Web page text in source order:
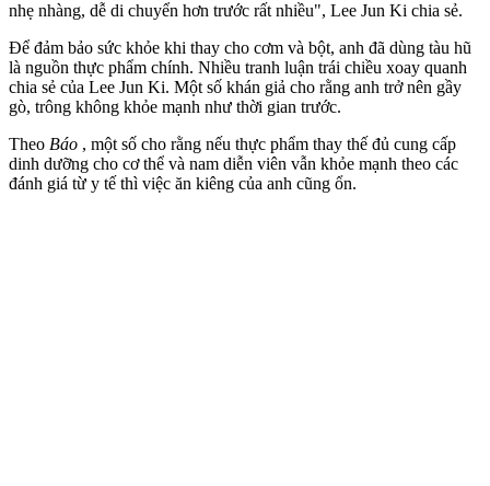
nhẹ nhàng, dễ di chuyển hơn trước rất nhiều", Lee Jun Ki chia sẻ.
Để đảm bảo sức khỏe khi thay cho cơm và bột, anh đã dùng tàu hũ
là nguồn thực phẩm chính. Nhiều tranh luận trái chiều xoay quanh
chia sẻ của Lee Jun Ki. Một số khán giả cho rằng anh trở nên gầy
gò, trông không khỏe mạnh như thời gian trước.
Theo Báo , một số cho rằng nếu thực phẩm thay thế đủ cung cấp
dinh dưỡng cho c‌ơ th‌ể và nam diễn viên vẫn khỏe mạnh theo các
đánh giá từ y tế thì việc ăn kiêng của anh cũng ổn.